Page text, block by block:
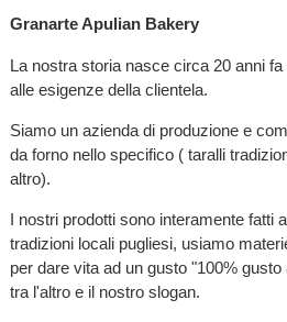
Granarte Apulian Bakery
La nostra storia nasce circa 20 anni
alle esigenze della clientela.
Siamo un azienda di produzione e
da forno nello specifico ( taralli
altro).
I nostri prodotti sono interamente fatti
tradizioni locali pugliesi, usiamo
per dare vita ad un gusto "100%
tra l'altro e il nostro slogan.